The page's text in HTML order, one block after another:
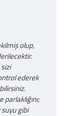
olup,
ederek
gibi